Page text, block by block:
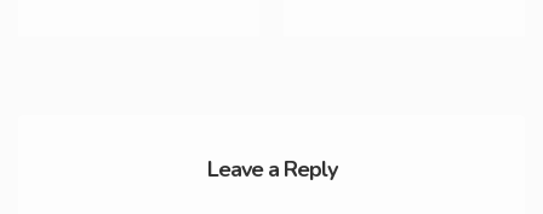
Leave a Reply